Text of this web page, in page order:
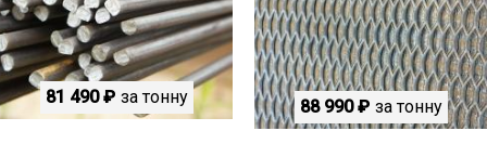
81 490 ₽ за тонну 88 990 ₽ за тонну